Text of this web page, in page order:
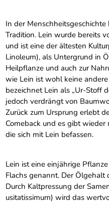
In der
Tradition. Lein wurde bereits
und ist eine der ältesten
Linoleum), als Untergrund in
Heilpflanze und auch zur
wie Lein ist wohl keine
bezeichnet Lein als „Ur-Stoff
jedoch verdrängt von
Zurück zum Ursprung erlebt
Comeback und es gibt
die sich mit Lein befassen.
Lein ist eine einjährige
Flachs genannt. Der Ölgehalt
Durch Kaltpressung der
usitatissimum) wird das